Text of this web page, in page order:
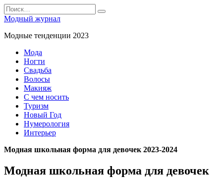
Перейти
к
содержанию
Search
for:
Модный журнал
Модные тенденции 2023
Мода
Ногти
Свадьба
Волосы
Макияж
С чем носить
Туризм
Новый Год
Нумерология
Интерьер
Модная школьная форма для девочек 2023-2024
Модная школьная форма для девочек